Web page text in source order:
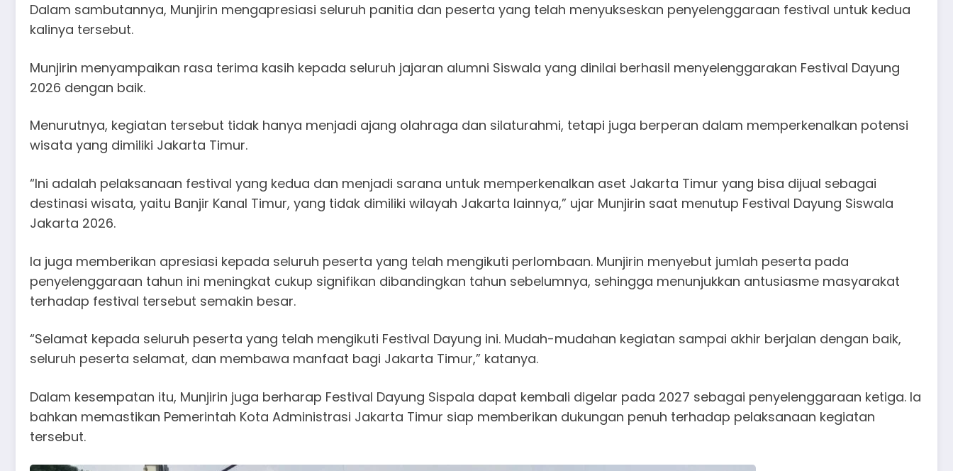
Dalam sambutannya, Munjirin mengapresiasi seluruh panitia dan peserta yang telah menyukseskan penyelenggaraan festival untuk kedua
kalinya tersebut.
Munjirin menyampaikan rasa terima kasih kepada seluruh jajaran alumni Siswala yang dinilai berhasil menyelenggarakan Festival Dayung
2026 dengan baik.
Menurutnya, kegiatan tersebut tidak hanya menjadi ajang olahraga dan silaturahmi, tetapi juga berperan dalam memperkenalkan potensi
wisata yang dimiliki Jakarta Timur.
“Ini adalah pelaksanaan festival yang kedua dan menjadi sarana untuk memperkenalkan aset Jakarta Timur yang bisa dijual sebagai
destinasi wisata, yaitu Banjir Kanal Timur, yang tidak dimiliki wilayah Jakarta lainnya,” ujar Munjirin saat menutup Festival Dayung Siswala
Jakarta 2026.
Ia juga memberikan apresiasi kepada seluruh peserta yang telah mengikuti perlombaan. Munjirin menyebut jumlah peserta pada
penyelenggaraan tahun ini meningkat cukup signifikan dibandingkan tahun sebelumnya, sehingga menunjukkan antusiasme masyarakat
terhadap festival tersebut semakin besar.
“Selamat kepada seluruh peserta yang telah mengikuti Festival Dayung ini. Mudah-mudahan kegiatan sampai akhir berjalan dengan baik,
seluruh peserta selamat, dan membawa manfaat bagi Jakarta Timur,” katanya.
Dalam kesempatan itu, Munjirin juga berharap Festival Dayung Sispala dapat kembali digelar pada 2027 sebagai penyelenggaraan ketiga. Ia
bahkan memastikan Pemerintah Kota Administrasi Jakarta Timur siap memberikan dukungan penuh terhadap pelaksanaan kegiatan
tersebut.